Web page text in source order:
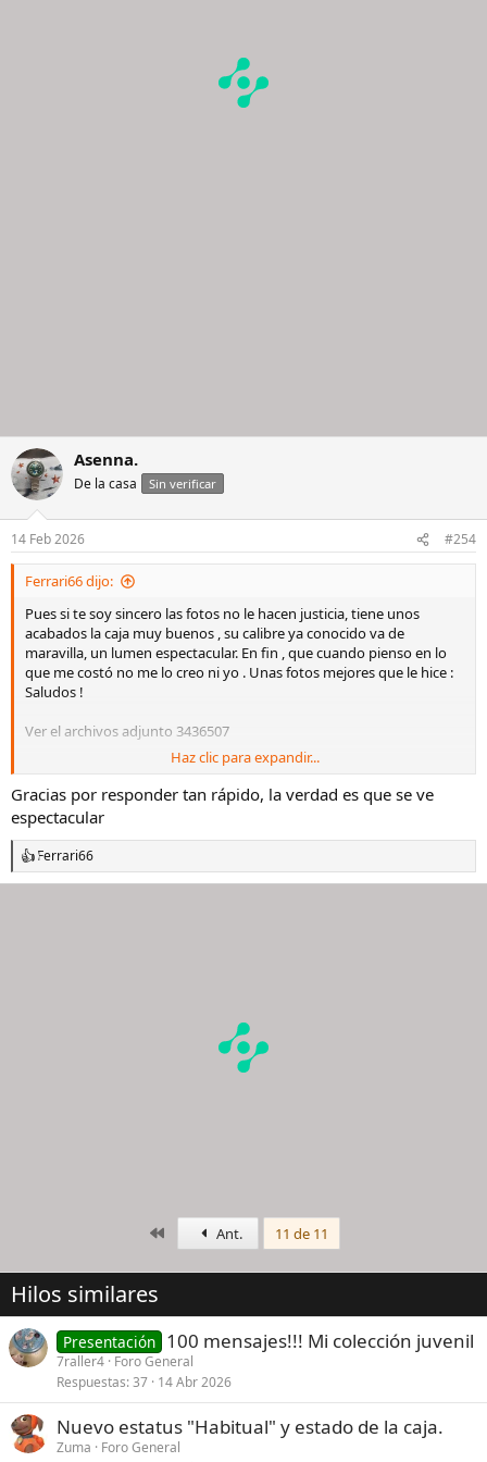
Asenna.
De la casa Sin verificar
14 Feb 2026 #254
Ferrari66 dijo:
Pues si te soy sincero las fotos no le hacen justicia, tiene unos
acabados la caja muy buenos , su calibre ya conocido va de
maravilla, un lumen espectacular. En fin , que cuando pienso en lo
que me costó no me lo creo ni yo . Unas fotos mejores que le hice :
Saludos !
Ver el archivos adjunto 3436507
Ver el archivos adjunto 3436508
Ver el archivos adjunto 3436509
Ver el archivos adjunto 3436510
Haz clic para expandir...
Gracias por responder tan rápido, la verdad es que se ve
espectacular
R
e
Ferrari66
PrimeroAnt. 11 de 11
Hilos similares
Presentación 100 mensajes!!! Mi colección juvenil
7raller4 Foro General
Respuestas 37 14 Abr 2026
Nuevo estatus "Habitual" y estado de la caja.
Zuma
Foro General